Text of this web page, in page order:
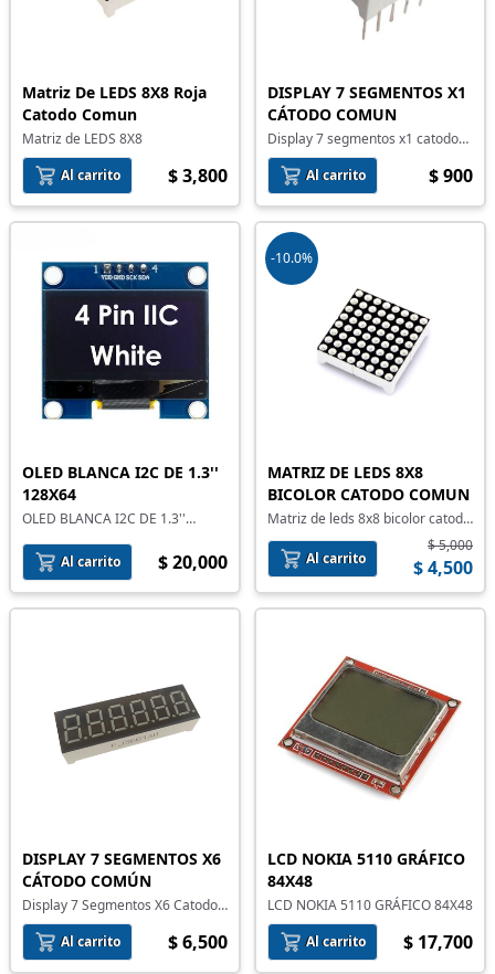
Matriz De LEDS 8X8 Roja
Catodo Comun
Matriz de LEDS 8X8
Al carrito
$ 3,800
DISPLAY 7 SEGMENTOS X1
CÁTODO COMUN
Display 7 segmentos x1 catodo
comun
Al carrito
$ 900
OLED BLANCA I2C DE 1.3''
128X64
OLED BLANCA I2C DE 1.3''
Al carrito
$ 20,000
-10.0%
MATRIZ DE LEDS 8X8
BICOLOR CATODO COMUN
Matriz de leds 8x8 bicolor catodo
comun
Al carrito
$ 5,000
$ 4,500
DISPLAY 7 SEGMENTOS X6
CÁTODO COMÚN
Display 7 Segmentos X6 Catodo
Comun
Al carrito
$ 6,500
LCD NOKIA 5110 GRÁFICO
84X48
LCD NOKIA 5110 GRÁFICO 84X48
Al carrito
$ 17,700